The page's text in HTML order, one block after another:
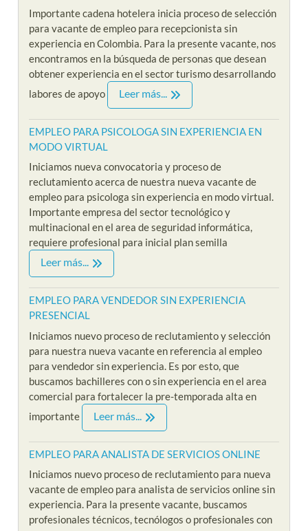
Importante cadena hotelera inicia proceso de selección
para vacante de empleo para recepcionista sin
experiencia en Colombia. Para la presente vacante, nos
encontramos en la búsqueda de personas que desean
obtener experiencia en el sector turismo desarrollando
labores de apoyo
Leer más...
EMPLEO PARA PSICOLOGA SIN EXPERIENCIA EN
MODO VIRTUAL
Iniciamos nueva convocatoria y proceso de
reclutamiento acerca de nuestra nueva vacante de
empleo para psicologa sin experiencia en modo virtual.
Importante empresa del sector tecnológico y
multinacional en el area de seguridad informática,
requiere profesional para inicial plan semilla
Leer más...
EMPLEO PARA VENDEDOR SIN EXPERIENCIA
PRESENCIAL
Iniciamos nuevo proceso de reclutamiento y selección
para nuestra nueva vacante en referencia al empleo
para vendedor sin experiencia. Es por esto, que
buscamos bachilleres con o sin experiencia en el area
comercial para fortalecer la pre-temporada alta en
importante
Leer más...
EMPLEO PARA ANALISTA DE SERVICIOS ONLINE
Iniciamos nuevo proceso de reclutamiento para nueva
vacante de empleo para analista de servicios online sin
experiencia. Para la presente vacante, buscamos
profesionales técnicos, tecnólogos o profesionales con